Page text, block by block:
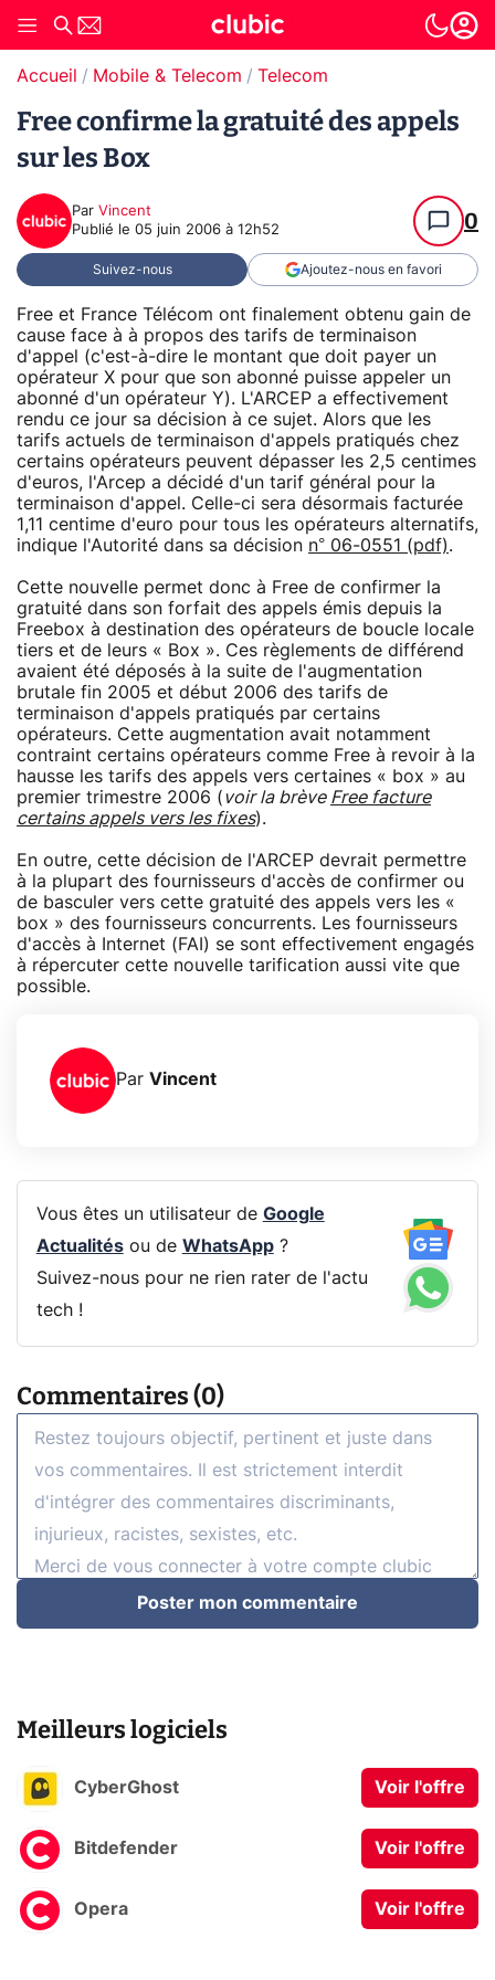
Accueil Mobile & Telecom Telecom
Free confirme la gratuité des appels
sur les Box
Par Vincent
Publié le 05 juin 2006 à 12h52 0
Suivez-nous Ajoutez-nous en favori
Free et France Télécom ont finalement obtenu gain de
cause face à à propos des tarifs de terminaison
d'appel (c'est-à-dire le montant que doit payer un
opérateur X pour que son abonné puisse appeler un
abonné d'un opérateur Y). L'ARCEP a effectivement
rendu ce jour sa décision à ce sujet. Alors que les
tarifs actuels de terminaison d'appels pratiqués chez
certains opérateurs peuvent dépasser les 2,5 centimes
d'euros, l'Arcep a décidé d'un tarif général pour la
terminaison d'appel. Celle-ci sera désormais facturée
1,11 centime d'euro pour tous les opérateurs alternatifs,
indique l'Autorité dans sa décision n° 06-0551 (pdf).
Cette nouvelle permet donc à Free de confirmer la
gratuité dans son forfait des appels émis depuis la
Freebox à destination des opérateurs de boucle locale
tiers et de leurs « Box ». Ces règlements de différend
avaient été déposés à la suite de l'augmentation
brutale fin 2005 et début 2006 des tarifs de
terminaison d'appels pratiqués par certains
opérateurs. Cette augmentation avait notamment
contraint certains opérateurs comme Free à revoir à la
hausse les tarifs des appels vers certaines « box » au
premier trimestre 2006 (voir la brève Free facture
certains appels vers les fixes).
En outre, cette décision de l'ARCEP devrait permettre
à la plupart des fournisseurs d'accès de confirmer ou
de basculer vers cette gratuité des appels vers les «
box » des fournisseurs concurrents. Les fournisseurs
d'accès à Internet (FAI) se sont effectivement engagés
à répercuter cette nouvelle tarification aussi vite que
possible.
Par Vincent
Vous êtes un utilisateur de Google
Actualitésou de WhatsApp?
Suivez-nous pour ne rien rater de l'actu
tech !
Commentaires (0)
Poster mon commentaire
Meilleurs logiciels
CyberGhost Voir l'offre
Bitdefender Voir l'offre
Opera Voir l'offre